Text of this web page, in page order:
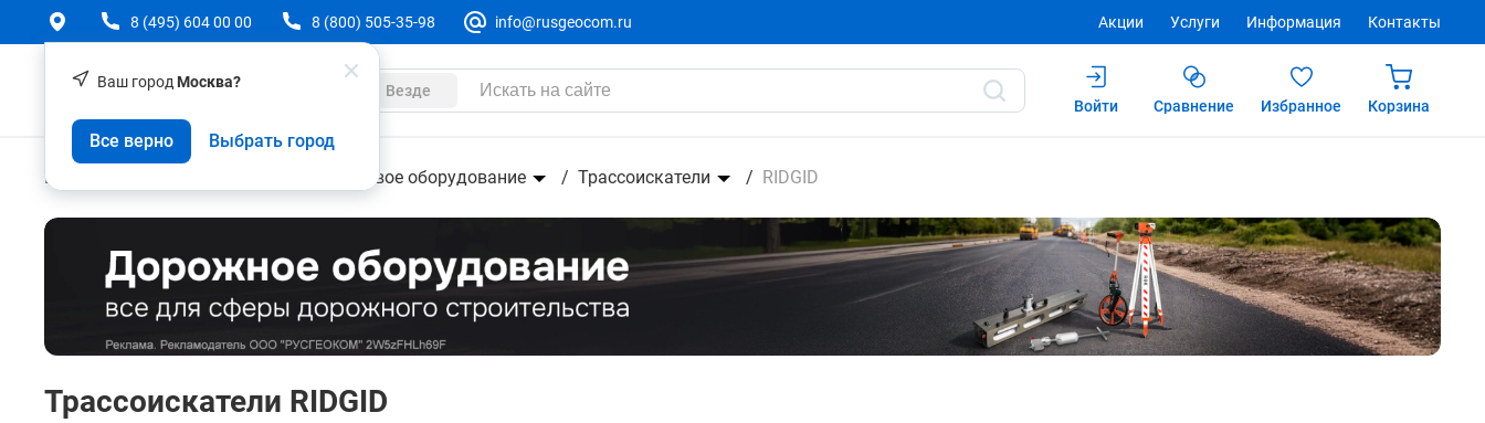
Ваш город Москва?
Все верно Выбрать город
8 (495) 604 00 00 8 (800) 505-35-98 info@rusgeocom.ru Акции Услуги Информация Контакты
Везде
Войти
Сравнение Избранное Корзина
Геодезическое оборудование Поисковое оборудование Трассоискатели RIDGID
Трассоискатели RIDGID